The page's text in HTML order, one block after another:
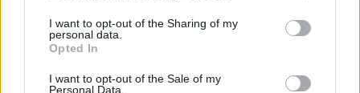
not limited to your visit or usage behaviour. You may click to
grant or deny consent to Google and its third-party tags to
use your data for below specified purposes in below Google
consent section.
I want to opt-out of the Sharing of my
personal data.
Opted In
I want to opt-out of the Sale of my
Personal Data.